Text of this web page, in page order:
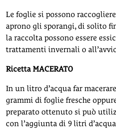
Le foglie si possono
aprono gli sporangi, di solito
la raccolta possono essere
trattamenti invernali o
Ricetta MACERATO
In un litro d’acqua far
grammi di foglie fresche
preparato ottenuto si può
con l’aggiunta di 9 litri